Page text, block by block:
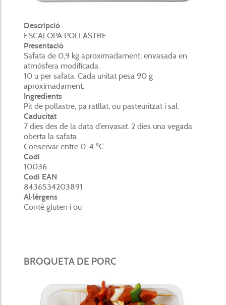
Descripció
ESCALOPA POLLASTRE
Presentació
Safata de 0,9 kg aproximadament, envasada en
atmósfera modificada.
10 u per safata. Cada unitat pesa 90 g
aproximadament.
Ingredients
Pit de pollastre, pa ratllat, ou pasteuritzat i sal.
Caducitat
7 dies des de la data d’envasat. 2 dies una vegada
oberta la safata.
Conservar entre 0-4 ºC
Codi
10036
Codi EAN
8436534203891
Al·lèrgens
Conté gluten i ou
BROQUETA DE PORC